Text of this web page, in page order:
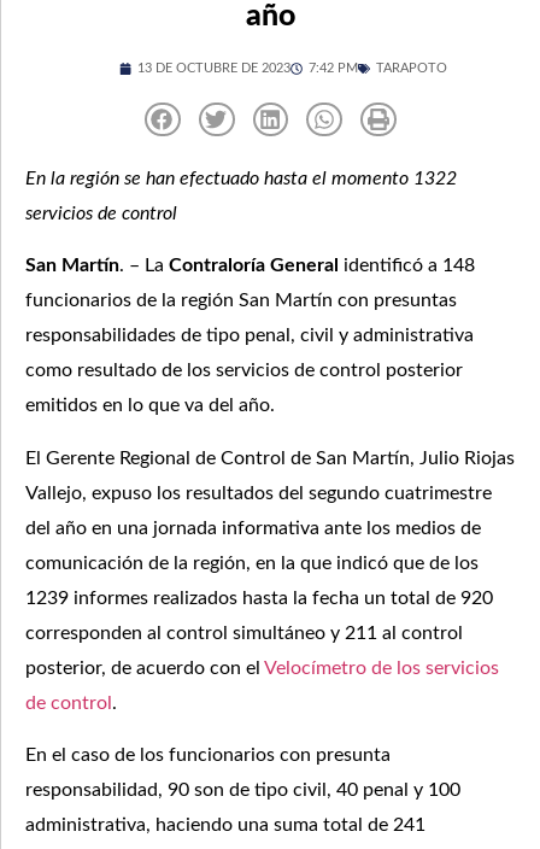
año
13 DE OCTUBRE DE 2023 7:42 PM TARAPOTO
En la región se han efectuado hasta el momento 1322
servicios de control
San Martín. – La Contraloría General identificó a 148
funcionarios de la región San Martín con presuntas
responsabilidades de tipo penal, civil y administrativa
como resultado de los servicios de control posterior
emitidos en lo que va del año.
El Gerente Regional de Control de San Martín, Julio Riojas
Vallejo, expuso los resultados del segundo cuatrimestre
del año en una jornada informativa ante los medios de
comunicación de la región, en la que indicó que de los
1239 informes realizados hasta la fecha un total de 920
corresponden al control simultáneo y 211 al control
posterior, de acuerdo con el Velocímetro de los servicios
de control .
En el caso de los funcionarios con presunta
responsabilidad, 90 son de tipo civil, 40 penal y 100
administrativa, haciendo una suma total de 241